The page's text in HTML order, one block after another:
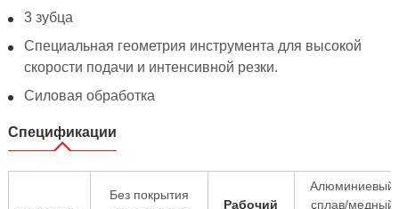
3 зубца
Специальная геометрия инструмента для высокой
скорости подачи и интенсивной резки.
Силовая обработка
Спецификации
Без покрытия
Рабочий
Алюминиевый
сплав/медный